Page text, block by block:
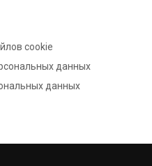
cookie
данных
данных